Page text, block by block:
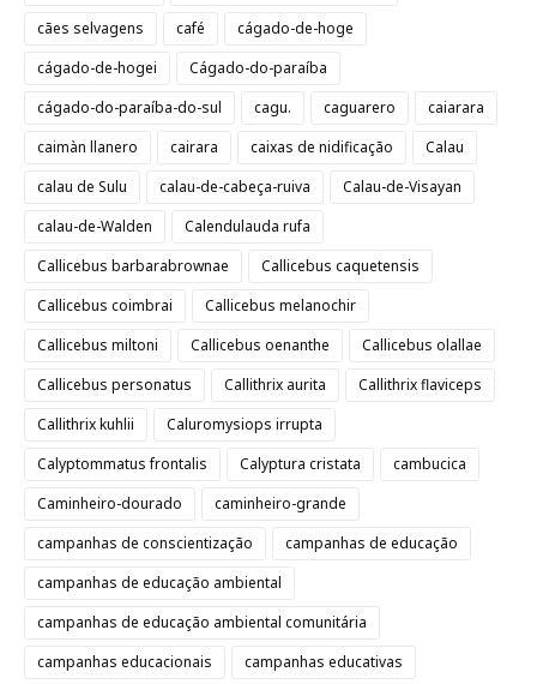
cães selvagens
café
cágado-de-hoge
cágado-de-hogei
Cágado-do-paraíba
cágado-do-paraíba-do-sul
cagu. caguarero
caiarara
caimàn llanero
cairara caixas de nidificação
Calau
calau de Sulu
calau-de-cabeça-ruiva
Calau-de-Visayan
calau-de-Walden
Calendulauda rufa
Callicebus barbarabrownae
Callicebus caquetensis
Callicebus coimbrai
Callicebus melanochir
Callicebus miltoni
Callicebus oenanthe
Callicebus olallae
Callicebus personatus
Callithrix aurita
Callithrix flaviceps
Callithrix kuhlii
Caluromysiops irrupta
Calyptommatus frontalis
Calyptura cristata
cambucica
Caminheiro-dourado
caminheiro-grande
campanhas de conscientização
campanhas de educação
campanhas de educação ambiental
campanhas de educação ambiental comunitária
campanhas educacionais
campanhas educativas